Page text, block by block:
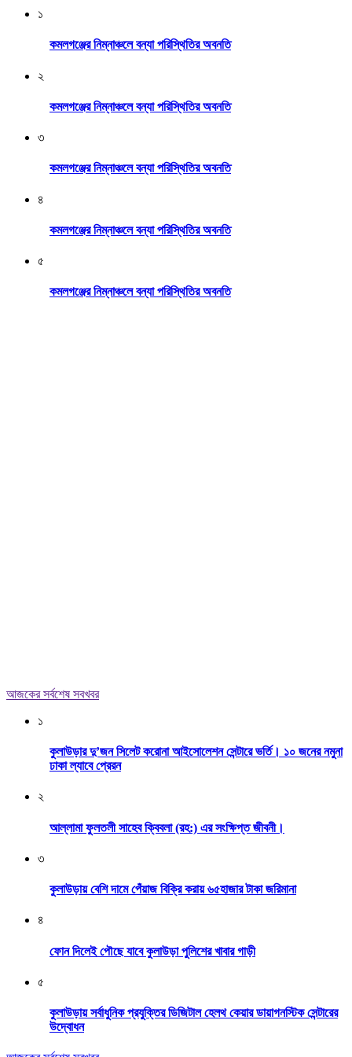
১
কমলগঞ্জের নিম্নাঞ্চলে বন্যা পরিস্থিতির অবনতি
২
কমলগঞ্জের নিম্নাঞ্চলে বন্যা পরিস্থিতির অবনতি
৩
কমলগঞ্জের নিম্নাঞ্চলে বন্যা পরিস্থিতির অবনতি
৪
কমলগঞ্জের নিম্নাঞ্চলে বন্যা পরিস্থিতির অবনতি
৫
কমলগঞ্জের নিম্নাঞ্চলে বন্যা পরিস্থিতির অবনতি
আজকের সর্বশেষ সবখবর
১
কুলাউড়ার দু’জন সিলেট করোনা আইসোলেশন সেন্টারে ভর্তি। ১০ জনের নমুনা
ঢাকা ল্যাবে প্রেরন
২
আল্লামা ফুলতলী সাহেব ক্বিবলা (রহ:) এর সংক্ষিপ্ত জীবনী।
৩
কুলাউড়ায় বেশি দামে পেঁয়াজ বিক্রি করায় ৬৫হাজার টাকা জরিমানা
৪
ফোন দিলেই পৌছে যাবে কুলাউড়া পুলিশের খাবার গাড়ী
৫
কুলাউড়ায় সর্বাধুনিক প্রযুক্তির ডিজিটাল হেলথ কেয়ার ডায়াগনস্টিক সেন্টারের
উদ্বোধন